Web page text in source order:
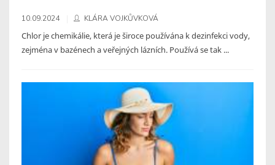
10.09.2024 KLÁRA VOJKŮVKOVÁ
Chlor je chemikálie, která je široce používána k dezinfekci vody,
zejména v bazénech a veřejných lázních. Používá se tak ...